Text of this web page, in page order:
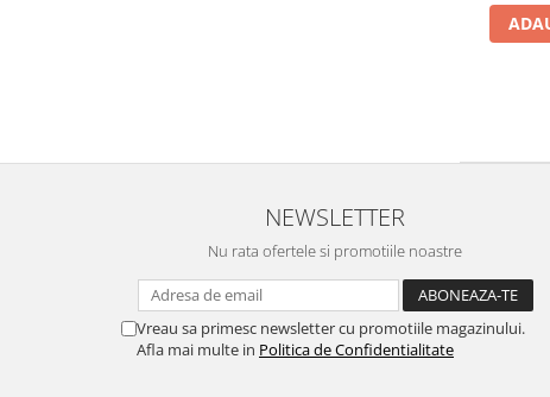
NEWSLETTER
Nu rata ofertele si promotiile noastre
Vreau sa primesc newsletter cu promotiile magazinului.
Afla mai multe in Politica de Confidentialitate